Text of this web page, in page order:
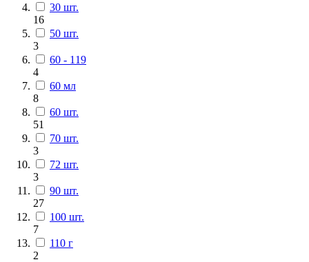
30 шт.
16
50 шт.
3
60 - 119
4
60 мл
8
60 шт.
51
70 шт.
3
72 шт.
3
90 шт.
27
100 шт.
7
110 г
2